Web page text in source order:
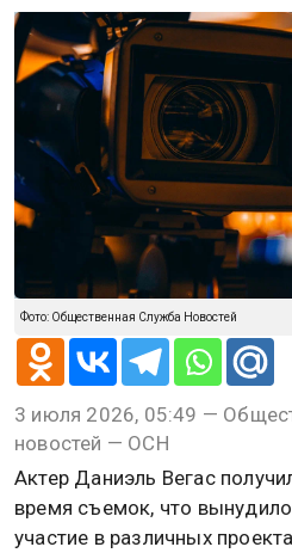
Фото: Общественная Служба Новостей
3 июля 2026, 05:49 —
новостей — ОСН
Актер Даниэль Вегас
время съемок, что
участие в различных